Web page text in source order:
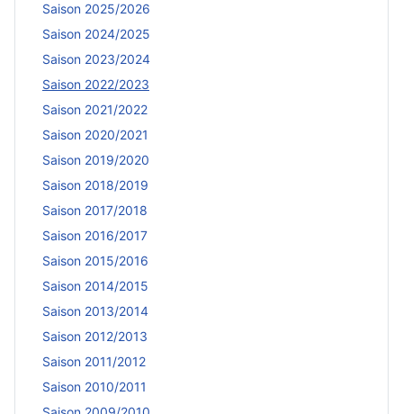
Saison 2025/2026
Saison 2024/2025
Saison 2023/2024
Saison 2022/2023
Saison 2021/2022
Saison 2020/2021
Saison 2019/2020
Saison 2018/2019
Saison 2017/2018
Saison 2016/2017
Saison 2015/2016
Saison 2014/2015
Saison 2013/2014
Saison 2012/2013
Saison 2011/2012
Saison 2010/2011